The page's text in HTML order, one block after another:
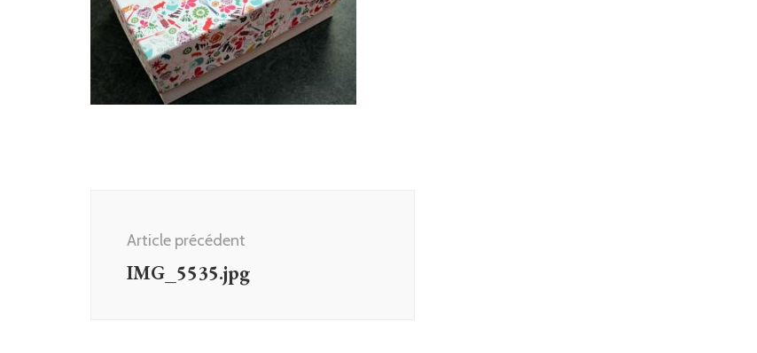
d'article
Article précédent
IMG_5535.jpg